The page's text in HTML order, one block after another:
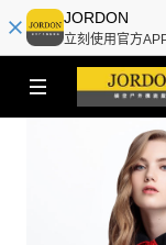
JORDON
立刻使用官方